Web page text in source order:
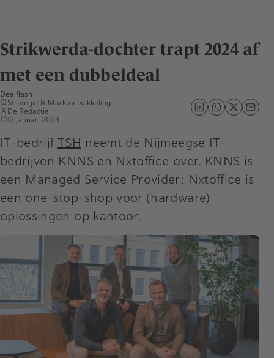
Strikwerda-dochter trapt 2024 af
met een dubbeldeal
Dealflash
Strategie & Marktontwikkeling
De Redactie
12 januari 2024
IT-bedrijfTSH neemt de Nijmeegse IT-
bedrijven KNNS en Nxtoffice over. KNNS is
een Managed Service Provider; Nxtoffice is
een one-stop-shop voor (hardware)
oplossingen op kantoor.